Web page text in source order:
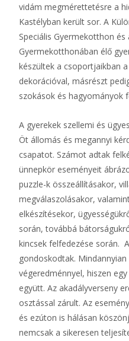
vidám megmérettetésre a
Kastélyban került sor. A
Speciális Gyermekotthon
Gyermekotthonában élő
készültek a csoportjaikban
dekorációval, másrészt
szokások és hagyományok
A gyerekek szellemi és
Öt állomás és megannyi
csapatot. Számot adtak
ünnepkör eseményeit
puzzle-k összeállításakor,
megválaszolásakor,
elkészítésekor,
során, továbbá
kincsek felfedezése során.
gondoskodtak.
végeredménnyel, hiszen
együtt. Az akadályverseny
osztással zárult. Az
és ezúton is hálásan
nemcsak a sikeresen